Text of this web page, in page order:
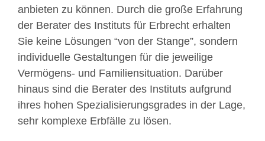
anbieten zu können. Durch die große Erfahrung
der Berater des Instituts für Erbrecht erhalten
Sie keine Lösungen “von der Stange”, sondern
individuelle Gestaltungen für die jeweilige
Vermögens- und Familiensituation. Darüber
hinaus sind die Berater des Instituts aufgrund
ihres hohen Spezialisierungsgrades in der Lage,
sehr komplexe Erbfälle zu lösen.